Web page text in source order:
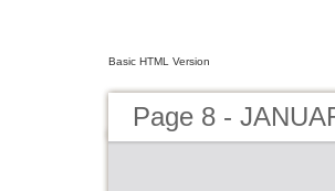
Basic HTML Version
Page 8 -